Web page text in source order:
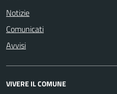
Notizie
Comunicati
Avvisi
VIVERE IL COMUNE